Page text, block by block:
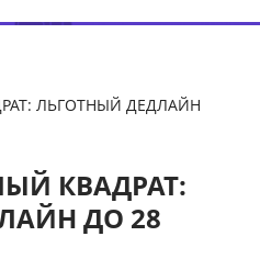
ЛЬГОТНЫЙ ДЕДЛАЙН
КВАДРАТ:
ДО 28